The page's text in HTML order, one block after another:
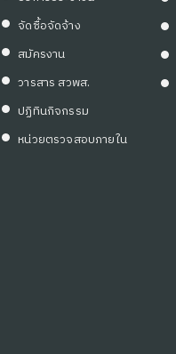
จัดซื้อจัดจ้าง
สมัครงาน
วารสาร สวพส.
ปฏิทินกิจกรรม
หน่วยตรวจสอบภายใน